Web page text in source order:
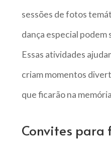
sessões de fotos
dança especial podem
Essas atividades
criam momentos
que ficarão na
Convites